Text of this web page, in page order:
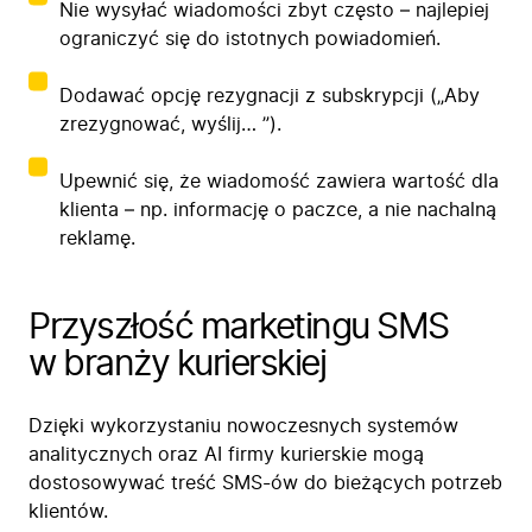
Nie wysyłać wiadomości zbyt często – najlepiej
ograniczyć się do istotnych powiadomień.
Dodawać opcję rezygnacji z subskrypcji („Aby
zrezygnować, wyślij… ”).
Upewnić się, że wiadomość zawiera wartość dla
klienta – np. informację o paczce, a nie nachalną
reklamę.
Przyszłość marketingu SMS
w branży kurierskiej
Dzięki wykorzystaniu nowoczesnych systemów
analitycznych oraz AI firmy kurierskie mogą
dostosowywać treść SMS-ów do bieżących potrzeb
klientów.